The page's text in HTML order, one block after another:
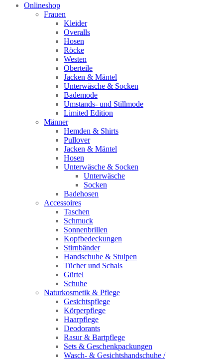
Onlineshop
Frauen
Kleider
Overalls
Hosen
Röcke
Westen
Oberteile
Jacken & Mäntel
Unterwäsche & Socken
Bademode
Umstands- und Stillmode
Limited Edition
Männer
Hemden & Shirts
Pullover
Jacken & Mäntel
Hosen
Unterwäsche & Socken
Unterwäsche
Socken
Badehosen
Accessoires
Taschen
Schmuck
Sonnenbrillen
Kopfbedeckungen
Stirnbänder
Handschuhe & Stulpen
Tücher und Schals
Gürtel
Schuhe
Naturkosmetik & Pflege
Gesichtspflege
Körperpflege
Haarpflege
Deodorants
Rasur & Bartpflege
Sets & Geschenkpackungen
Wasch‑ & Gesichtshandschuhe /